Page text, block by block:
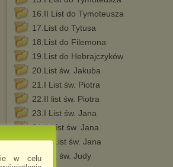
w celu
16.II List do Tymoteusza
17.List do Tytusa
18.List do Filemona
19.List do Hebrajczyków
20.List św. Jakuba
21.I List św. Piotra
22.II list św. Piotra
23.I List św. Jana
24.II List św. Jana
25.III List św. Jana
26.List św. Judy